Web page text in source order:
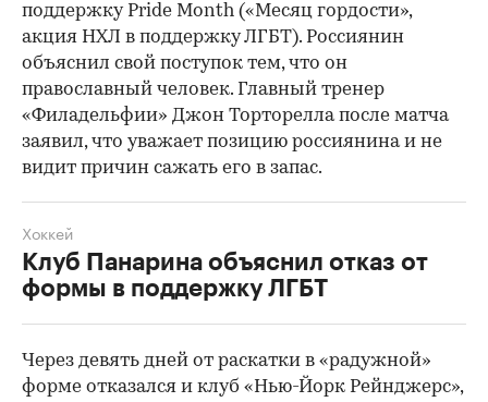
00:00 / 00:00
поддержку Pride Month («Месяц гордости»,
акция НХЛ в поддержку ЛГБТ). Россиянин
объяснил свой поступок тем, что он
православный человек. Главный тренер
«Филадельфии» Джон Торторелла после матча
заявил, что уважает позицию россиянина и не
видит причин сажать его в запас.
Клуб Панарина объяснил отказ от
формы в поддержку ЛГБТ
Хоккей
Через девять дней от раскатки в «радужной»
форме отказался и клуб «Нью-Йорк Рейнджерс»,